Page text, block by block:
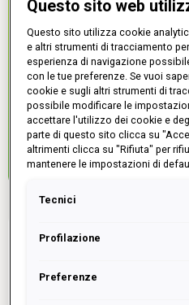
Cerca lo
Questo sito web
Questo sito utilizza cookie
e altri strumenti di tracciamento
esperienza di navigazione
con le tue preferenze. Se vuoi
cookie e sugli altri strumenti di
possibile modificare le
accettare l'utilizzo dei cookie e
parte di questo sito clicca su
altrimenti clicca su "Rifiuta" per
mantenere le impostazioni di
Tecnici
Profilazione
Preferenze